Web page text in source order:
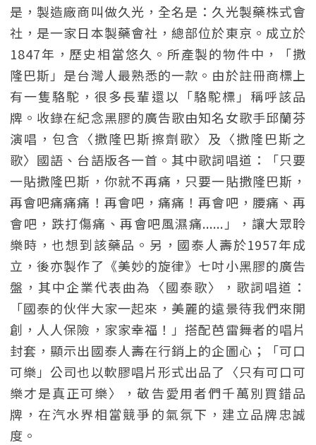
是，製造廠商叫做久光，全名是：久光製藥株式會
社，是一家日本製藥會社，總部位於東京。成立於
1847年，歷史相當悠久。所產製的物件中，「撒
隆巴斯」是台灣人最熟悉的一款。由於註冊商標上
有一隻駱駝，很多長輩還以「駱駝標」稱呼該品
牌。收錄在紀念黑膠的廣告歌由知名女歌手邱蘭芬
演唱，包含〈撒隆巴斯擦劑歌〉及〈撒隆巴斯之
歌〉國語、台語版各一首。其中歌詞唱道：「只要
一貼撒隆巴斯，你就不再痛，只要一貼撒隆巴斯，
再會吧痛痛痛！再會吧，痛痛！再會吧，腰痛、再
會吧，跌打傷痛、再會吧風濕痛......」，讓大眾聆
樂時，也想到該藥品。另，國泰人壽於1957年成
立，後亦製作了《美妙的旋律》七吋小黑膠的廣告
盤，其中企業代表曲為〈國泰歌〉，歌詞唱道：
「國泰的伙伴大家一起來，美麗的遠景待我們來開
創，人人保險，家家幸福！」搭配芭雷舞者的唱片
封套，顯示出國泰人壽在行銷上的企圖心；「可口
可樂」公司也以軟膠唱片形式出品了〈只有可口可
樂才是真正可樂〉，敬告愛用者們千萬別買錯品
牌，在汽水界相當競爭的氣氛下，建立品牌忠誠
度。